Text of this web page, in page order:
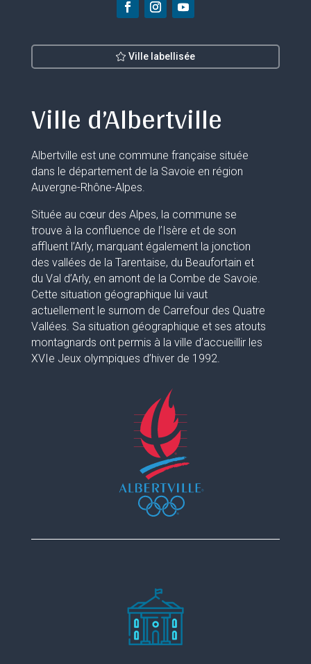
Ville labellisée
Ville d’Albertville
Albertville est une commune française située
dans le département de la Savoie en région
Auvergne-Rhône-Alpes.
Située au cœur des Alpes, la commune se
trouve à la confluence de l’Isère et de son
affluent l’Arly, marquant également la jonction
des vallées de la Tarentaise, du Beaufortain et
du Val d’Arly, en amont de la Combe de Savoie.
Cette situation géographique lui vaut
actuellement le surnom de Carrefour des Quatre
Vallées. Sa situation géographique et ses atouts
montagnards ont permis à la ville d’accueillir les
XVIe Jeux olympiques d’hiver de 1992.